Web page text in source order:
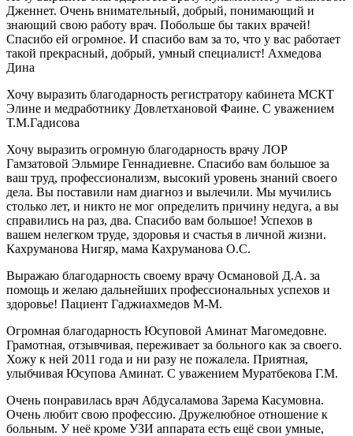
Дженнет. Очень внимательный, добрый, понимающий и
знающий свою работу врач. Побольше бы таких врачей!
Спасибо ей огромное. И спасибо вам за то, что у вас работает
такой прекрасный, добрый, умный специалист! Ахмедова
Дина
Хочу выразить благодарность регистратору кабинета МСКТ
Элине и медработнику Довлетхановой Фаине. С уважением
Т.М.Гадисова
Хочу выразить огромную благодарность врачу ЛОР
Гамзатовой Эльмире Геннадиевне. Спасибо вам большое за
ваш труд, профессионализм, высокий уровень знаний своего
дела. Вы поставили нам диагноз и вылечили. Мы мучились
столько лет, и никто не мог определить причину недуга, а вы
справились на раз, два. Спасибо вам большое! Успехов в
вашем нелегком труде, здоровья и счастья в личной жизни.
Кахруманова Нигяр, мама Кахруманова О.С.
Выражаю благодарность своему врачу Османовой Д.А. за
помощь и желаю дальнейших профессиональных успехов и
здоровье! Пациент Гаджиахмедов М-М.
Огромная благодарность Юсуповой Аминат Магомедовне.
Грамотная, отзывчивая, переживает за больного как за своего.
Хожу к ней 2011 года и ни разу не пожалела. Приятная,
улыбчивая Юсупова Аминат. С уважением Муратбекова Г.М.
Очень понравилась врач Абдусаламова Зарема Касумовна.
Очень любит свою профессию. Дружелюбное отношение к
больным. У неё кроме УЗИ аппарата есть ещё свои умные,